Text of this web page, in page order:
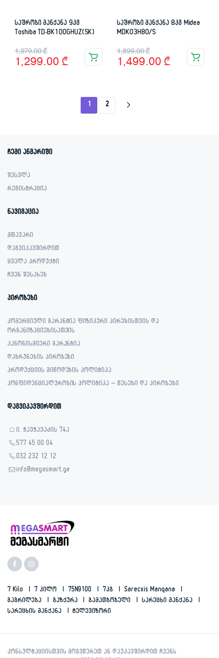
საშრობი მანქანა 9კგ
Toshiba TD-BK100GHUZ(SK)
1,979.00₾
Original
price
1,299.00 ₾
Current
price
საშრობი მანქანა 8კგ Midea
MDK03H80/S
1,899.00₾
Original
price
1,899.00 ₾.
1,499.00 ₾
Current
price
1,499.00 ₾.
1 2
ჩემი ანგარიში
შესვლა
რეგისტრაცია
ნავიგაცია
მთავარი
დაგვიკავშირდით
ყველა პროდუქტი
ჩვენ შესახებ
პირობები
კომერციული გარანტია ფიზიკური პირებისთვის და
ორგანიზაციებისათვის
კანონისმიერი გარანტია
დაბრუნების პირობები
პროდუქციის მიწოდების პოლიტიკა
კონფიდენციალურობის პოლიტიკა – წესები და პირობები
დაგვიკავშირდით
ი. ჭავჭავაძის 74ა
577 45 00 04
032 232 12 12
info@megasmart.ge
7 Kilo 7 Კილო 75N9100 7კგ
Sarecxis Manqana
Გაგრილება
Გაზქურა Გამათბობელი
Სარეცხი Მანქანა
Სარეცხის Მანქანა
Ტელევიზორი